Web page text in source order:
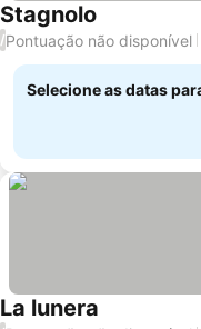
Stagnolo
/Pontuação não disponível
Selecione as datas
La lunera